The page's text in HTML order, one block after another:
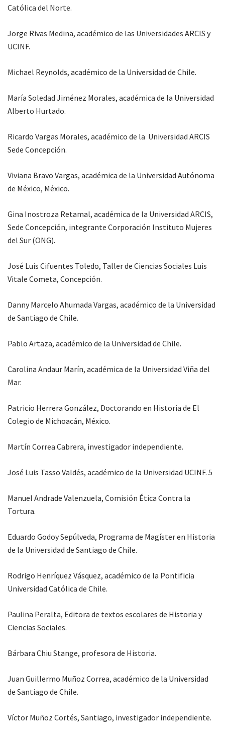
Católica del Norte.
Jorge Rivas Medina, académico de las Universidades ARCIS y
UCINF.
Michael Reynolds, académico de la Universidad de Chile.
María Soledad Jiménez Morales, académica de la Universidad
Alberto Hurtado.
Ricardo Vargas Morales, académico de la Universidad ARCIS
Sede Concepción.
Viviana Bravo Vargas, académica de la Universidad Autónoma
de México, México.
Gina Inostroza Retamal, académica de la Universidad ARCIS,
Sede Concepción, integrante Corporación Instituto Mujeres
del Sur (ONG).
José Luis Cifuentes Toledo, Taller de Ciencias Sociales Luis
Vitale Cometa, Concepción.
Danny Marcelo Ahumada Vargas, académico de la Universidad
de Santiago de Chile.
Pablo Artaza, académico de la Universidad de Chile.
Carolina Andaur Marín, académica de la Universidad Viña del
Mar.
Patricio Herrera González, Doctorando en Historia de El
Colegio de Michoacán, México.
Martín Correa Cabrera, investigador independiente.
José Luis Tasso Valdés, académico de la Universidad UCINF. 5
Manuel Andrade Valenzuela, Comisión Ética Contra la
Tortura.
Eduardo Godoy Sepúlveda, Programa de Magíster en Historia
de la Universidad de Santiago de Chile.
Rodrigo Henríquez Vásquez, académico de la Pontificia
Universidad Católica de Chile.
Paulina Peralta, Editora de textos escolares de Historia y
Ciencias Sociales.
Bárbara Chiu Stange, profesora de Historia.
Juan Guillermo Muñoz Correa, académico de la Universidad
de Santiago de Chile.
Víctor Muñoz Cortés, Santiago, investigador independiente.